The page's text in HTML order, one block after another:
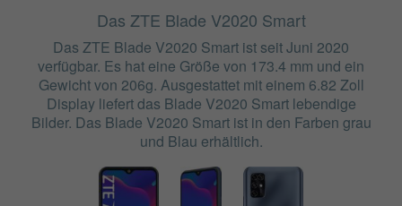
Das ZTE Blade V2020 Smart
Das ZTE Blade V2020 Smart ist seit Juni 2020
verfügbar. Es hat eine Größe von 173.4 mm und ein
Gewicht von 206g. Ausgestattet mit einem 6.82 Zoll
Display liefert das Blade V2020 Smart lebendige
Bilder. Das Blade V2020 Smart ist in den Farben grau
und Blau erhältlich.